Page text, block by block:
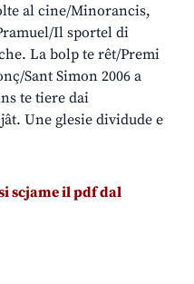
al cine/Minorancis,
Il sportel di
La bolp te rêt/Premi
Sant Simon 2006 a
te tiere dai
Une glesie dividude e
scjame il pdf dal